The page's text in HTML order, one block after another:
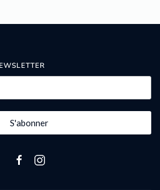
S'abonner